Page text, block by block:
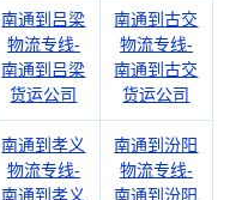
南通到吕梁
物流专线-
南通到吕梁
货运公司
南通到古交
物流专线-
南通到古交
货运公司
南通到孝义
物流专线-
南通到孝义
南通到汾阳
物流专线-
南通到汾阳